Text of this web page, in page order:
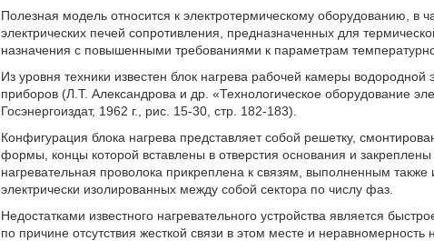
Полезная модель относится к электротермическому оборудованию, в
электрических печей сопротивления, предназначенных для
назначения с повышенными требованиями к параметрам
Из уровня техники известен блок нагрева рабочей камеры
приборов (Л.Т. Александрова и др. «Технологическое оборудование
Госэнергоиздат, 1962 г., рис. 15-30, стр. 182-183).
Конфигурация блока нагрева представляет собой решетку,
формы, концы которой вставлены в отверстия основания и
нагревательная проволока прикреплена к связям, выполненным
электрически изолированных между собой сектора по числу фаз.
Недостатками известного нагревательного устройства является
по причине отсутствия жесткой связи в этом месте и неравномерность